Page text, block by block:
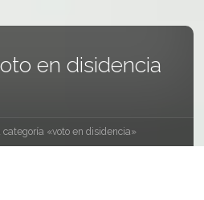
en disidencia
categoría «voto en disidencia»